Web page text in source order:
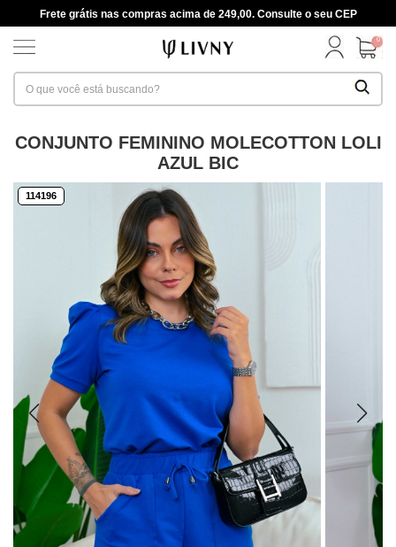
Frete grátis nas compras acima de 249,00. Consulte o seu CEP
0
CONJUNTO FEMININO MOLECOTTON LOLI
AZUL BIC
114196